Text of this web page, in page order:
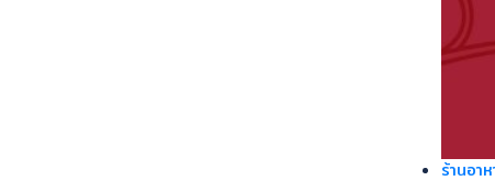
ร้านอา